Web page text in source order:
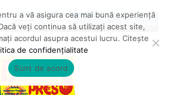
a vă asigura cea mai bună experiență
veți continua să utilizați acest site,
acordul asupra acestui lucru. Citește
de confidențialitate
Sunt de acord